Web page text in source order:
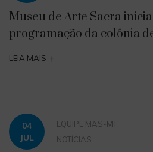
Museu de Arte Sacra
programação da colônia
LEIA MAIS +
04
JUL
EQUIPE MAS-MT
NOTÍCIAS